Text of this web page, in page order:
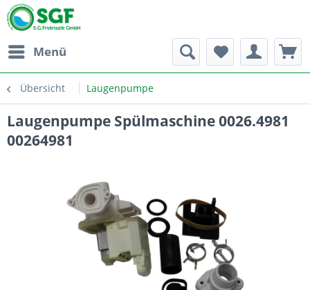
Menü
Übersicht Laugenpumpe
Laugenpumpe Spülmaschine 0026.4981
00264981